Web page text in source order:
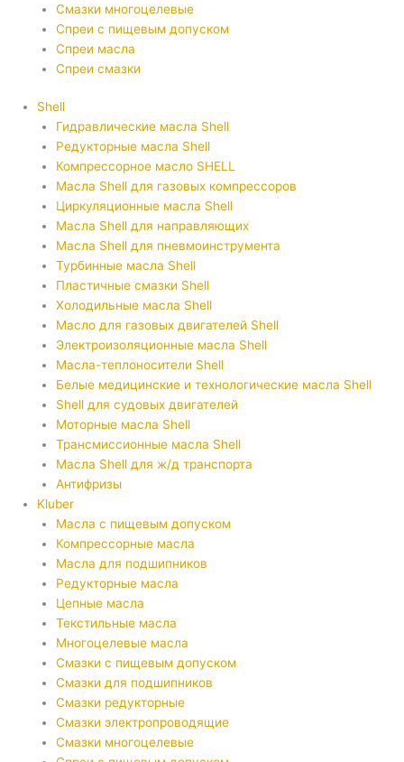
Смазки многоцелевые
Спреи с пищевым допуском
Спреи масла
Спреи смазки
Shell
Гидравлические масла Shell
Редукторные масла Shell
Компрессорное масло SHELL
Масла Shell для газовых компрессоров
Циркуляционные масла Shell
Масла Shell для направляющих
Масла Shell для пневмоинструмента
Турбинные масла Shell
Пластичные смазки Shell
Холодильные масла Shell
Масло для газовых двигателей Shell
Электроизоляционные масла Shell
Масла-теплоносители Shell
Белые медицинские и технологические масла Shell
Shell для судовых двигателей
Моторные масла Shell
Трансмиссионные масла Shell
Масла Shell для ж/д транспорта
Антифризы
Kluber
Масла с пищевым допуском
Компрессорные масла
Масла для подшипников
Редукторные масла
Цепные масла
Текстильные масла
Многоцелевые масла
Смазки с пищевым допуском
Смазки для подшипников
Смазки редукторные
Смазки электропроводящие
Смазки многоцелевые